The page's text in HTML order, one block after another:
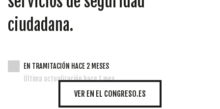
ciudadana.
EN TRAMITACIÓN HACE 2 MESES
Última actualización hace 1 mes
VER EN EL CONGRESO.ES